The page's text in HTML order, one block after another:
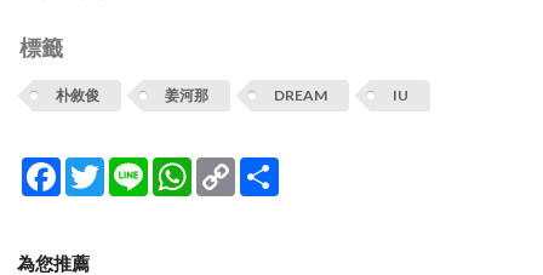
標籤
朴敘俊 姜河那 DREAM IU
Facebook
TwitterLine WhatsApp
Copy
Link
為您推薦